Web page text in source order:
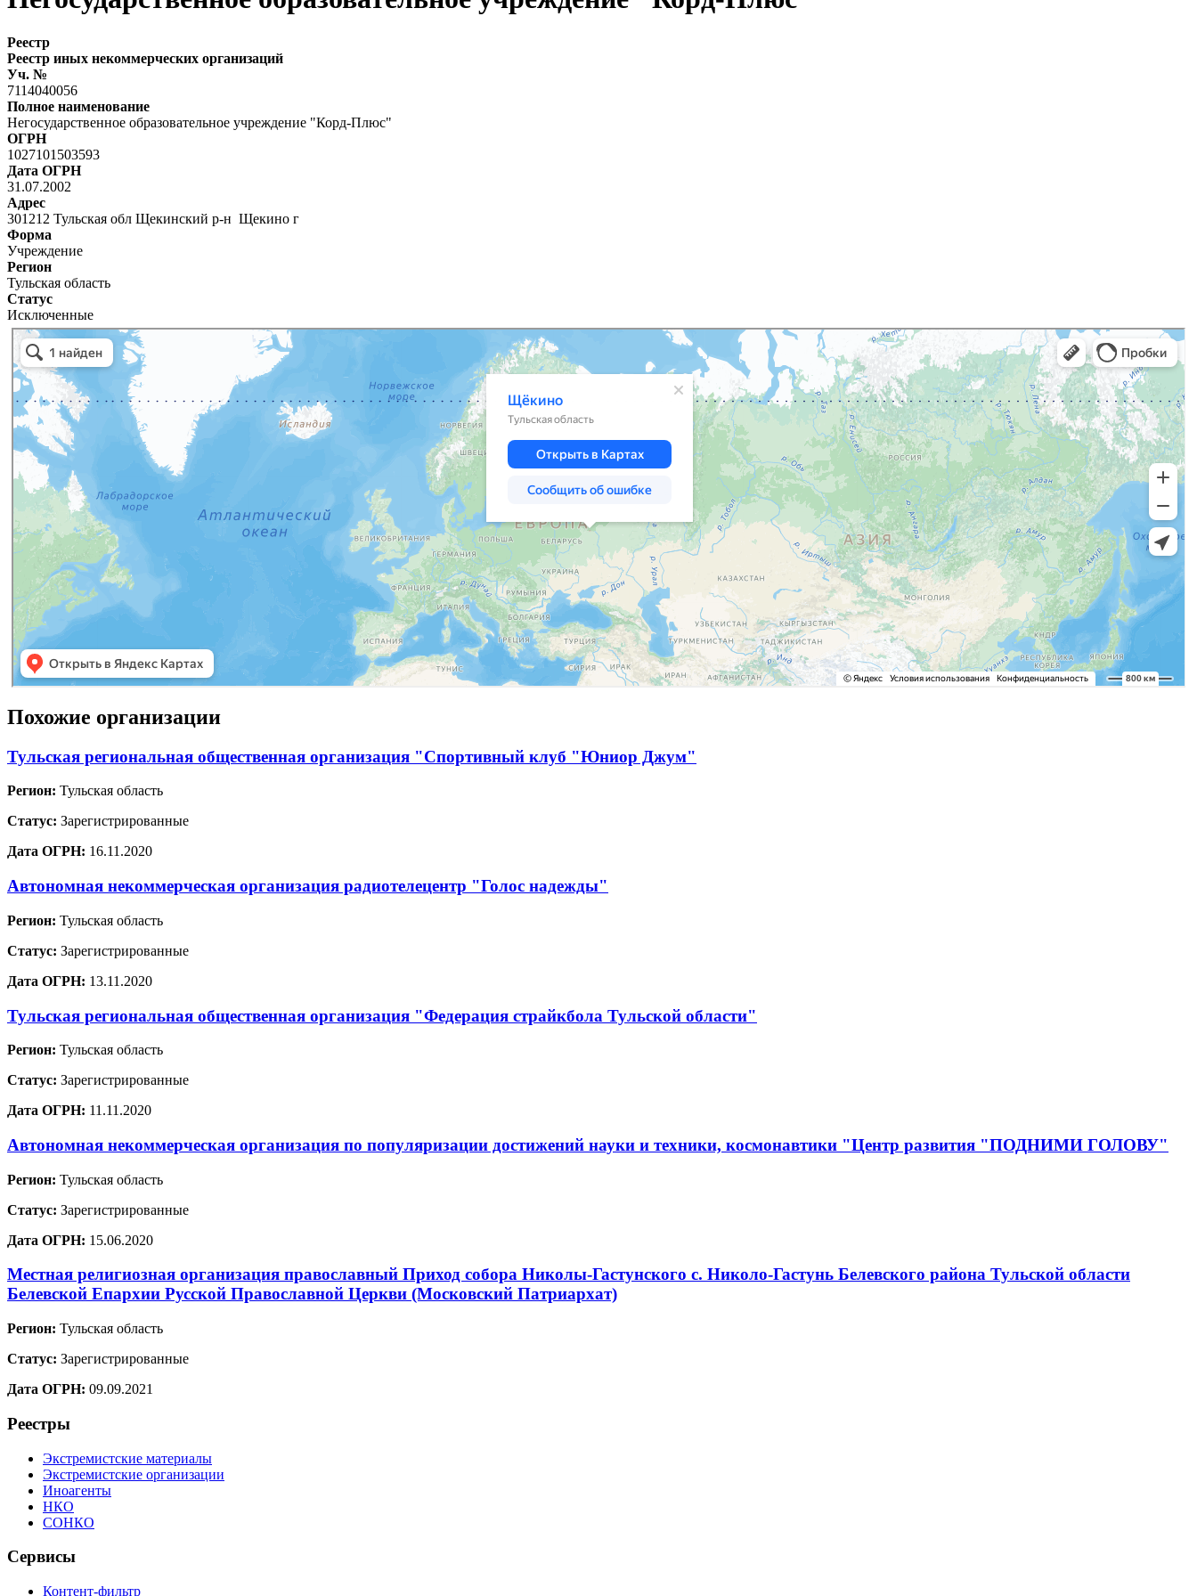
Реестр
Реестр иных некоммерческих организаций
Уч. №
7114040056
Полное наименование
Негосударственное образовательное учреждение "Корд-Плюс"
ОГРН
1027101503593
Дата ОГРН
31.07.2002
Адрес
301212 Тульская обл Щекинский р-н Щекино г
Форма
Учреждение
Регион
Тульская область
Статус
Исключенные
Похожие организации
Тульская региональная общественная организация "Спортивный клуб "Юниор Джум"
Регион: Тульская область
Статус: Зарегистрированные
Дата ОГРН: 16.11.2020
Автономная некоммерческая организация радиотелецентр "Голос надежды"
Регион: Тульская область
Статус: Зарегистрированные
Дата ОГРН: 13.11.2020
Тульская региональная общественная организация "Федерация страйкбола Тульской области"
Регион: Тульская область
Статус: Зарегистрированные
Дата ОГРН: 11.11.2020
Автономная некоммерческая организация по популяризации достижений науки и техники, космонавтики "Центр развития "ПОДНИМИ ГОЛОВУ"
Регион: Тульская область
Статус: Зарегистрированные
Дата ОГРН: 15.06.2020
Местная религиозная организация православный Приход собора Николы-Гастунского с. Николо-Гастунь Белевского района Тульской области
Белевской Епархии Русской Православной Церкви (Московский Патриархат)
Регион: Тульская область
Статус: Зарегистрированные
Дата ОГРН: 09.09.2021
Реестры
Экстремистские материалы
Экстремистские организации
Иноагенты
НКО
СОНКО
Сервисы
Контент-фильтр